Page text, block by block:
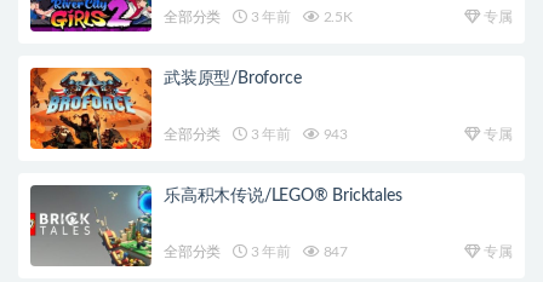
全部分类 3 年前 2.5K 专属
武装原型/Broforce
全部分类 3 年前 943 专属
乐高积木传说/LEGO® Bricktales
全部分类 3 年前 847 专属